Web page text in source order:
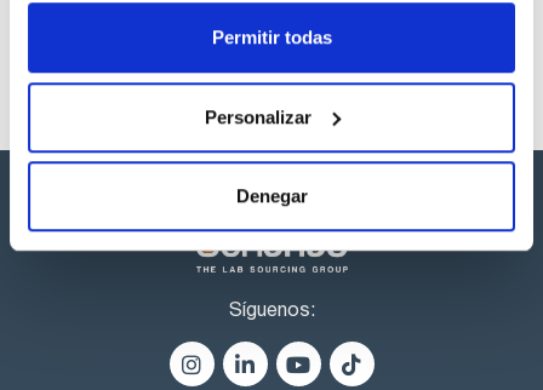
Permitir todas
Personalizar
Denegar
Síguenos: